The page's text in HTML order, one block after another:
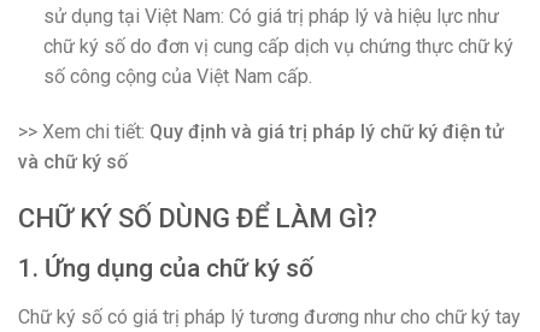
sử dụng tại Việt Nam: Có giá trị pháp lý và hiệu lực như
chữ ký số do đơn vị cung cấp dịch vụ chứng thực chữ ký
số công cộng của Việt Nam cấp.
>> Xem chi tiết: Quy định và giá trị pháp lý chữ ký điện tử
và chữ ký số
CHỮ KÝ SỐ DÙNG ĐỂ LÀM GÌ?
1. Ứng dụng của chữ ký số
Chữ ký số có giá trị pháp lý tương đương như cho chữ ký tay